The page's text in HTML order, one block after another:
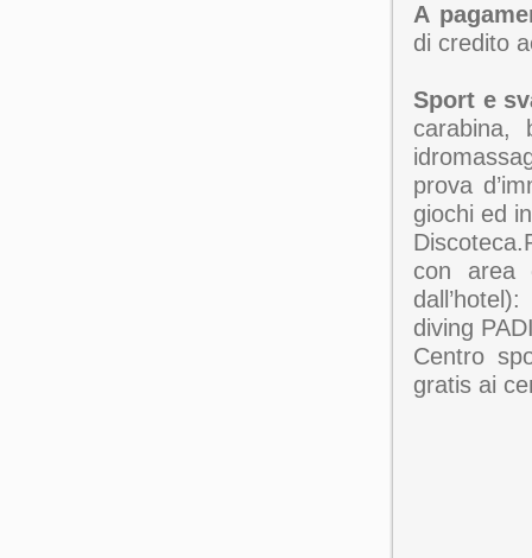
A
di credito
Sport e
carabina,
prova
giochi ed
con area
diving
Centro
gratis ai